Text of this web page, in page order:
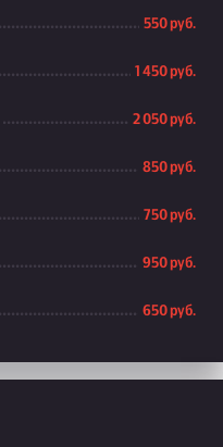
550 руб.
1 450 руб.
2 050 руб.
850 руб.
750 руб.
950 руб.
650 руб.